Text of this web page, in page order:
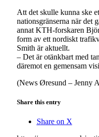
Att det skulle kunna ske
nationsgränserna när det
annat KTH-forskaren
form av ett nordiskt
Smith är aktuellt.
– Det är otänkbart med
däremot en gemensam
(News Øresund – Jenny
Share this entry
Share on X